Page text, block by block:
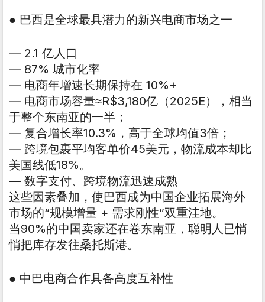
● 巴西是全球最具潜力的新兴电商市场之一
— 2.1 亿人口
— 87% 城市化率
— 电商年增速长期保持在 10%+
— 电商市场容量≈R$3,180亿（2025E），相当
于整个东南亚的一半；
— 复合增长率10.3%，高于全球均值3倍；
— 跨境包裹平均客单价45美元，物流成本却比
美国线低18%。
— 数字支付、跨境物流迅速成熟
这些因素叠加，使巴西成为中国企业拓展海外
市场的“规模增量 + 需求刚性”双重洼地。
当90%的中国卖家还在卷东南亚，聪明人已悄
悄把库存发往桑托斯港。
● 中巴电商合作具备高度互补性